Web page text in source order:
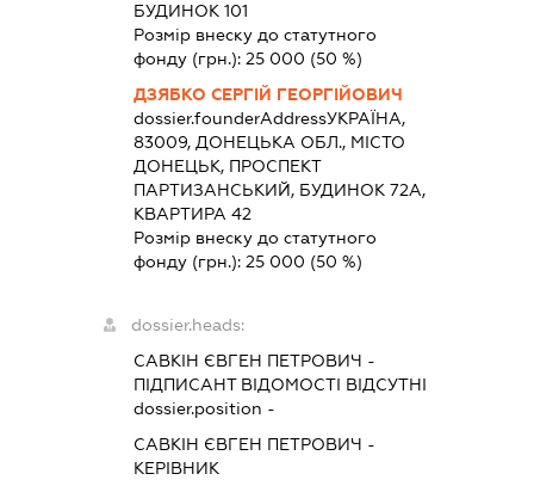
БУДИНОК 101
Розмір внеску до статутного
фонду (грн.):25 000 (50 %)
ДЗЯБКО СЕРГІЙ ГЕОРГІЙОВИЧ
dossier.founderAddressУКРАЇНА,
83009, ДОНЕЦЬКА ОБЛ., МІСТО
ДОНЕЦЬК, ПРОСПЕКТ
ПАРТИЗАНСЬКИЙ, БУДИНОК 72А,
КВАРТИРА 42
Розмір внеску до статутного
фонду (грн.):25 000 (50 %)
dossier.heads:
САВКІН ЄВГЕН ПЕТРОВИЧ -
ПІДПИСАНТВІДОМОСТІ ВІДСУТНІ
dossier.position -
САВКІН ЄВГЕН ПЕТРОВИЧ -
КЕРІВНИК